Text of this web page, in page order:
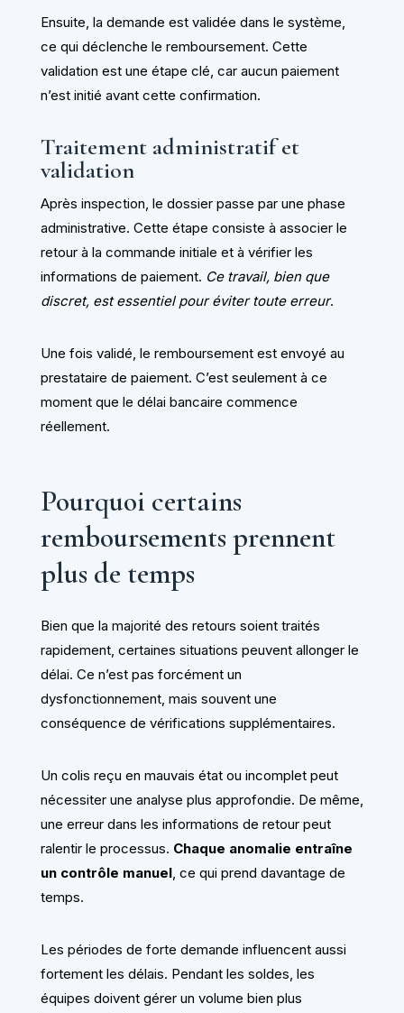
Ensuite, la demande est validée dans le système,
ce qui déclenche le remboursement. Cette
validation est une étape clé, car aucun paiement
n’est initié avant cette confirmation.
Traitement administratif et
validation
Après inspection, le dossier passe par une phase
administrative. Cette étape consiste à associer le
retour à la commande initiale et à vérifier les
informations de paiement. Ce travail, bien que
discret, est essentiel pour éviter toute erreur.
Une fois validé, le remboursement est envoyé au
prestataire de paiement. C’est seulement à ce
moment que le délai bancaire commence
réellement.
Pourquoi certains
remboursements prennent
plus de temps
Bien que la majorité des retours soient traités
rapidement, certaines situations peuvent allonger le
délai. Ce n’est pas forcément un
dysfonctionnement, mais souvent une
conséquence de vérifications supplémentaires.
Un colis reçu en mauvais état ou incomplet peut
nécessiter une analyse plus approfondie. De même,
une erreur dans les informations de retour peut
ralentir le processus. Chaque anomalie entraîne
un contrôle manuel, ce qui prend davantage de
temps.
Les périodes de forte demande influencent aussi
fortement les délais. Pendant les soldes, les
équipes doivent gérer un volume bien plus